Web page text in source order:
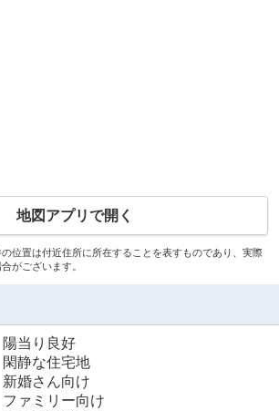
地図アプリで開く
位置は付近住所に所在することを表すものであり、実際
がございます。
陽当り良好
閑静な住宅地
新婚さん向け
ファミリー向け